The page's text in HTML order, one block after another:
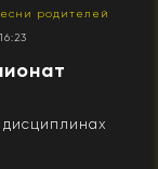
родителей
дисциплинах